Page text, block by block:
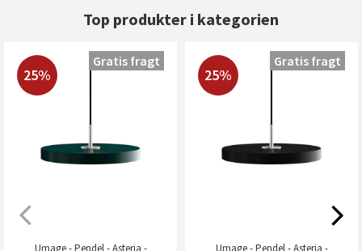
Top produkter i kategorien
25%
Gratis fragt
25%
Gratis fragt